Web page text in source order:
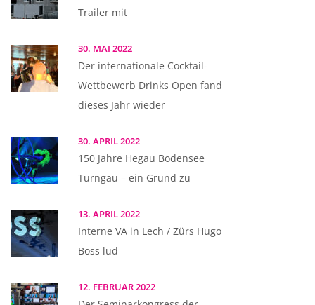
Trailer mit
30. MAI 2022
Der internationale Cocktail-
Wettbewerb Drinks Open fand
dieses Jahr wieder
30. APRIL 2022
150 Jahre Hegau Bodensee
Turngau – ein Grund zu
13. APRIL 2022
Interne VA in Lech / Zürs Hugo
Boss lud
12. FEBRUAR 2022